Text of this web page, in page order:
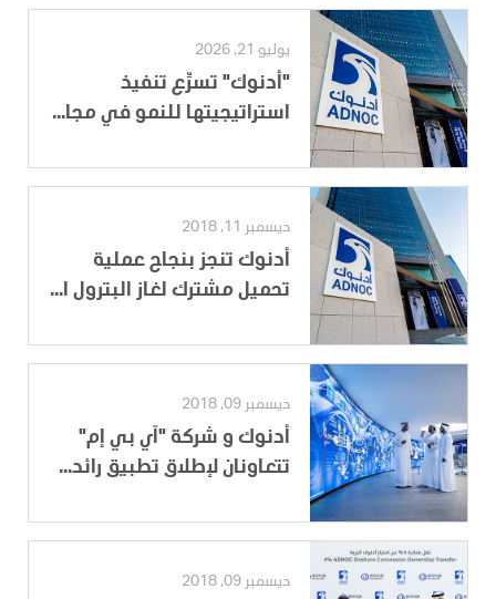
يوليو 21, 2026
"أدنوك" تسرِّع تنفيذ
استراتيجيتها للنمو في مجا...
ديسمبر 11, 2018
أدنوك تنجز بنجاح عملية
تحميل مشترك لغاز البترول ا...
ديسمبر 09, 2018
أدنوك و شركة "آي بي إم"
تتعاونان لإطلاق تطبيق رائد...
ديسمبر 09, 2018